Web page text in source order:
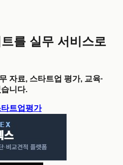
를 실무 서비스로
자료, 스타트업 평가, 교육·
니다.
트업평가